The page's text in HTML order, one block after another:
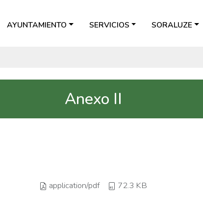
AYUNTAMIENTO SERVICIOS SORALUZE
Anexo II
application/pdf 72.3 KB